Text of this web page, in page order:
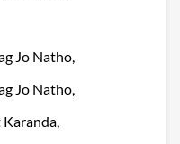
Jo Natho,
Jo Natho,